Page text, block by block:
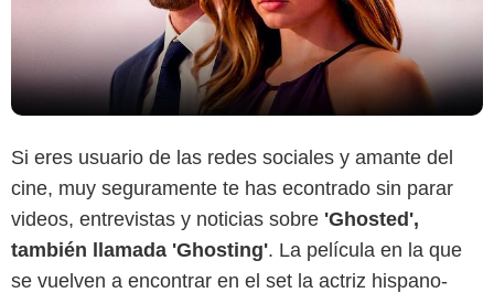
Si eres usuario de las redes sociales y amante del
cine, muy seguramente te has econtrado sin parar
videos, entrevistas y noticias sobre 'Ghosted',
también llamada 'Ghosting'. La película en la que
se vuelven a encontrar en el set la actriz hispano-